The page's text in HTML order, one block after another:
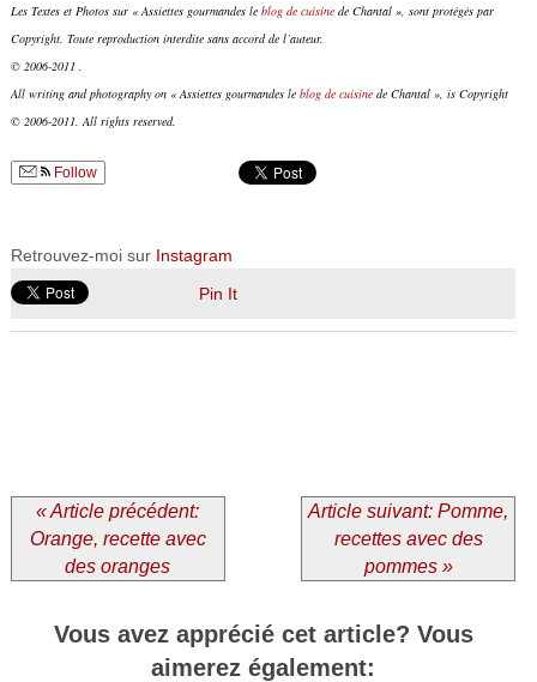
Les Textes et Photos sur « Assiettes gourmandes le blog de cuisinede Chantal », sont protégés par
Copyright. Toute reproduction interdite sans accord de l’auteur.
© 2006-2011 .
All writing and photography on « Assiettes gourmandes le blog de cuisinede Chantal », is Copyright
© 2006-2011. All rights reserved.
Follow
Retrouvez-moi sur Instagram
Pin It
« Article précédent:
Orange, recette avec
des oranges
Article suivant: Pomme,
recettes avec des
pommes »
Vous avez apprécié cet article? Vous
aimerez également: